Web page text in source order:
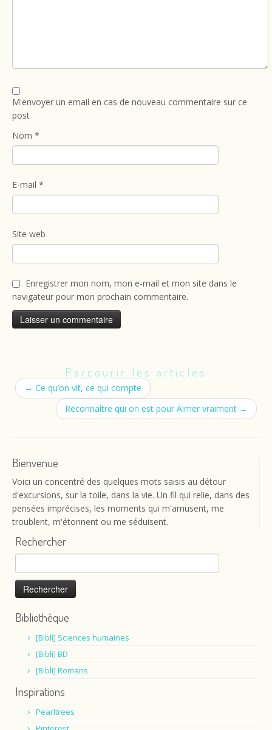
M'envoyer un email en cas de nouveau commentaire sur ce
post
Nom *
E-mail *
Site web
Enregistrer mon nom, mon e-mail et mon site dans le
navigateur pour mon prochain commentaire.
Parcourir les articles
← Ce qu’on vit, ce qui compte
Reconnaître qui on est pour Aimer vraiment →
Bienvenue
Voici un concentré des quelques mots saisis au détour
d'excursions, sur la toile, dans la vie. Un fil qui relie, dans des
pensées imprécises, les moments qui m'amusent, me
troublent, m'étonnent ou me séduisent.
Rechercher
Rechercher :
Bibliothèque
[Bibli] Sciences humaines
[Bibli] BD
[Bibli] Romans
Inspirations
Pearltrees